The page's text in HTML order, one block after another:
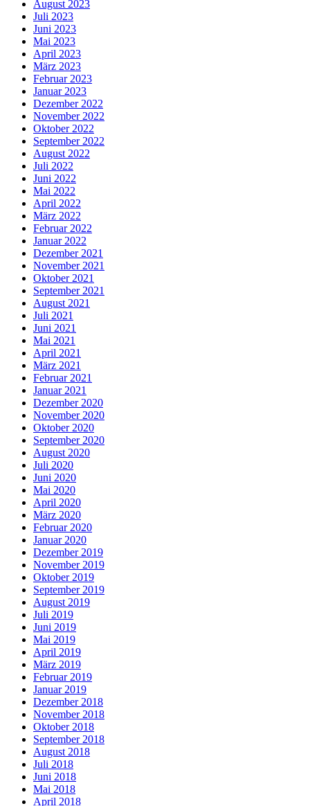
August 2023
Juli 2023
Juni 2023
Mai 2023
April 2023
März 2023
Februar 2023
Januar 2023
Dezember 2022
November 2022
Oktober 2022
September 2022
August 2022
Juli 2022
Juni 2022
Mai 2022
April 2022
März 2022
Februar 2022
Januar 2022
Dezember 2021
November 2021
Oktober 2021
September 2021
August 2021
Juli 2021
Juni 2021
Mai 2021
April 2021
März 2021
Februar 2021
Januar 2021
Dezember 2020
November 2020
Oktober 2020
September 2020
August 2020
Juli 2020
Juni 2020
Mai 2020
April 2020
März 2020
Februar 2020
Januar 2020
Dezember 2019
November 2019
Oktober 2019
September 2019
August 2019
Juli 2019
Juni 2019
Mai 2019
April 2019
März 2019
Februar 2019
Januar 2019
Dezember 2018
November 2018
Oktober 2018
September 2018
August 2018
Juli 2018
Juni 2018
Mai 2018
April 2018